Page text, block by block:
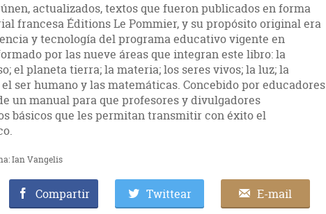
actualizados, textos que fueron publicados en forma
francesa Éditions Le Pommier, y su propósito original era
y tecnología del programa educativo vigente en
por las nueve áreas que integran este libro: la
el planeta tierra; la materia; los seres vivos; la luz; la
ser humano y las matemáticas. Concebido por educadores
un manual para que profesores y divulgadores
básicos que les permitan transmitir con éxito el
Ian Vangelis
Compartir Twittear E-mail